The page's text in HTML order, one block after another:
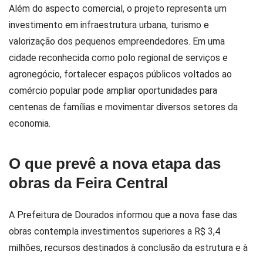
Além do aspecto comercial, o projeto representa um
investimento em infraestrutura urbana, turismo e
valorização dos pequenos empreendedores. Em uma
cidade reconhecida como polo regional de serviços e
agronegócio, fortalecer espaços públicos voltados ao
comércio popular pode ampliar oportunidades para
centenas de famílias e movimentar diversos setores da
economia.
O que prevê a nova etapa das
obras da Feira Central
A Prefeitura de Dourados informou que a nova fase das
obras contempla investimentos superiores a R$ 3,4
milhões, recursos destinados à conclusão da estrutura e à